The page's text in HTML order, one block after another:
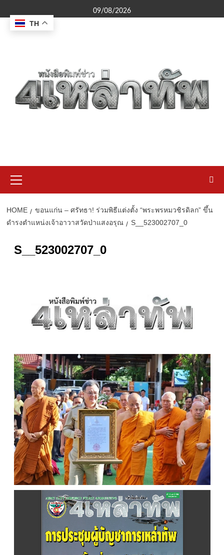
to
content
09/08/2026
Menu
HOME
ขอนแก่น – ศรัทธา! ร่วมพิธีแต่งตั้ง “พระพรหมวชิรดิลก” ขึ้น
ดำรงตำแหน่งเจ้าอาวาสวัดป่าแสงอรุณ
S__523002707_0
S__523002707_0
TH